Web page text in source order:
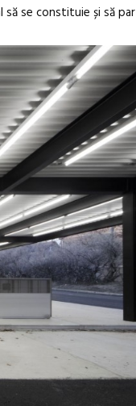
se constituie și să